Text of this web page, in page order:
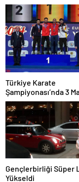
Türkiye Karate
Şampiyonası’nda 3
Kazandı
Gençlerbirliği Süper
Yükseldi